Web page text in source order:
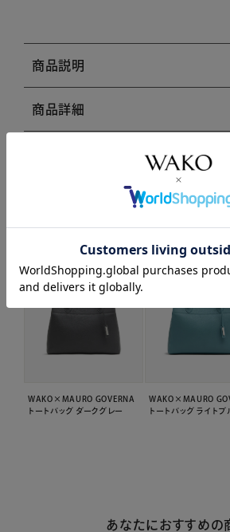
商品説明
商品詳細
注意事項・キャンセル・返品
WAKO×MAURO GOVERNA
トートバッグ ダークグレー
WAKO×MAURO
トートバッグ ライトブ
あなたにおすすめの